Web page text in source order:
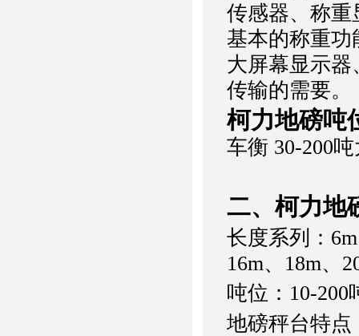
传感器、称重
基本的称重
大屏幕显示
传输的需要。
柯力地磅吨
车衡 30-200
二、柯力地
长度系列：
16m、18m、
吨位：10-200
地磅秤台特点